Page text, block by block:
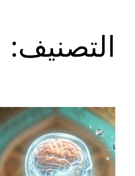
التصنيف: